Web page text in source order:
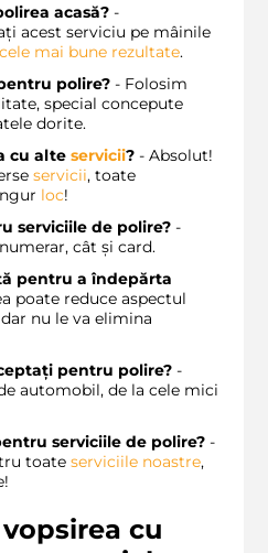
acasă? -
acest serviciu pe mâinile
cele mai bune rezultate.
polire? - Folosim
special concepute
dorite.
cu alte servicii? - Absolut!
servicii, toate
loc!
serviciile de polire? -
cât și card.
pentru a îndepărta
poate reduce aspectul
nu le va elimina
pentru polire? -
automobil, de la cele mici
serviciile de polire? -
toate serviciile noastre,
cu